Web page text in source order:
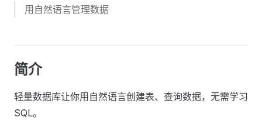
用自然语言管理数据
简介
轻量数据库让你用自然语言创建表、查询数据，无需学习
SQL。